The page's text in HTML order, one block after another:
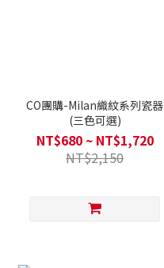
CO團購-Milan織紋系列瓷器
(三色可選)
NT$680 ~ NT$1,720
NT$2,150